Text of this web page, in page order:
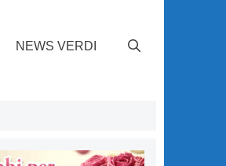
NEWS VERDI